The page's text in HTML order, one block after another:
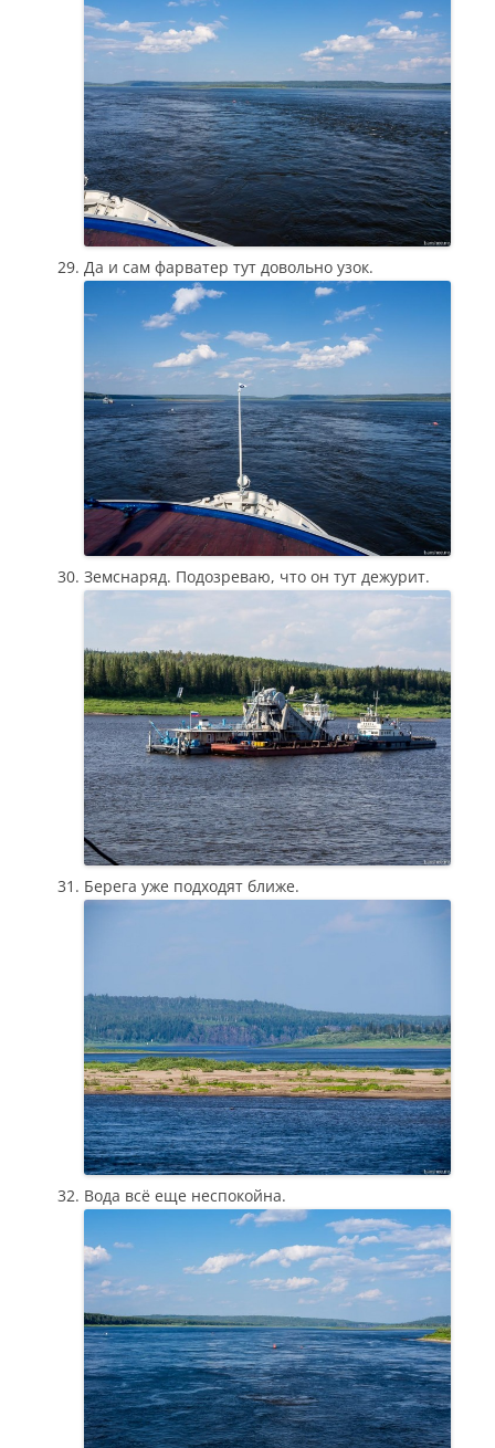
Да и сам фарватер тут довольно узок.
Земснаряд. Подозреваю, что он тут дежурит.
Берега уже подходят ближе.
Вода всё еще неспокойна.